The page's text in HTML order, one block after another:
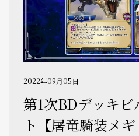
2022年09月05日
第1次BDデッキビ
ト【屠竜騎装メギ